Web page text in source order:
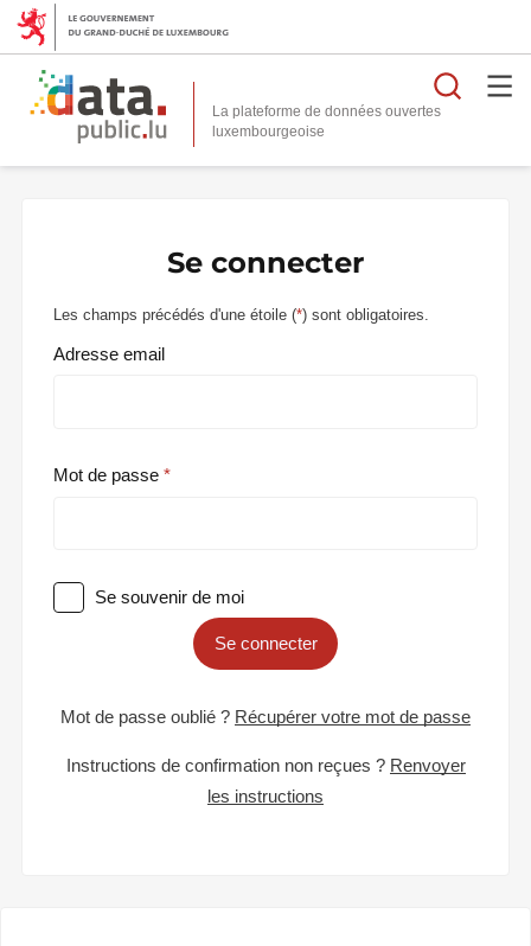
La plateforme de données ouvertes
Se connecter
Les champs précédés d'une étoile (*) sont obligatoires.
Adresse email
Mot de passe
Se souvenir de moi
Se connecter
Mot de passe oublié ? Récupérer votre mot de passe
Instructions de confirmation non reçues ? Renvoyer
les instructions